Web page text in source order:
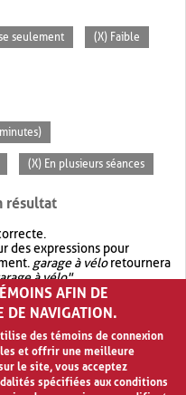
seulement (X) Faible
(X) En plusieurs séances
résultat
des expressions pour
garage à véloretournera
à vélo".
avec OR.garage OR vélo
quegarage à vélo
AFIN DE
DE NAVIGATION.
des témoins de connexion
et offrir une meilleure
le site, vous acceptez
spécifiées aux conditions